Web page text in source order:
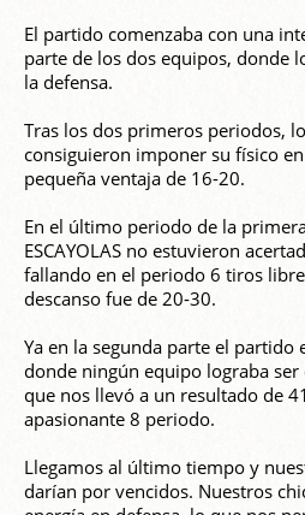
El partido comenzaba con una
parte de los dos equipos, donde
la defensa.
Tras los dos primeros periodos,
consiguieron imponer su físico
pequeña ventaja de 16-20.
En el último periodo de la
ESCAYOLAS no estuvieron
fallando en el periodo 6 tiros
descanso fue de 20-30.
Ya en la segunda parte el partido
donde ningún equipo lograba
que nos llevó a un resultado de
apasionante 8 periodo.
Llegamos al último tiempo y
darían por vencidos. Nuestros